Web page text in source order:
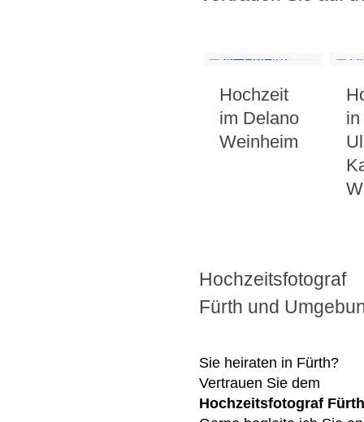
Hochzeit
im Delano
Weinheim
in
Hochzeitsfotograf
Fürth und
Sie heiraten in Fürth?
Vertrauen Sie dem
Hochzeitsfotograf Fürth